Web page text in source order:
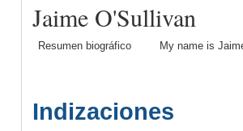
Jaime O'Sullivan
Resumen biográfico My name is
Indizaciones